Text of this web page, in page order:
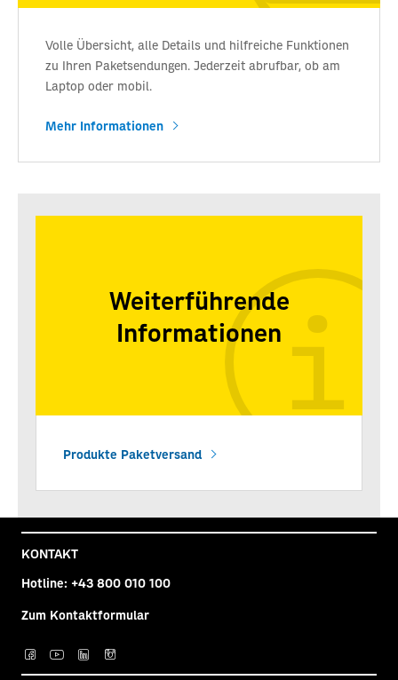
Volle Übersicht, alle Details und hilfreiche Funktionen
zu Ihren Paketsendungen. Jederzeit abrufbar, ob am
Laptop oder mobil.
Mehr Informationen
Weiterführende
Informationen
Produkte Paketversand
KONTAKT
Hotline: +43 800 010 100
Zum Kontaktformular
Post auf facebook
Post auf YouTube
Post auf LinkedIn